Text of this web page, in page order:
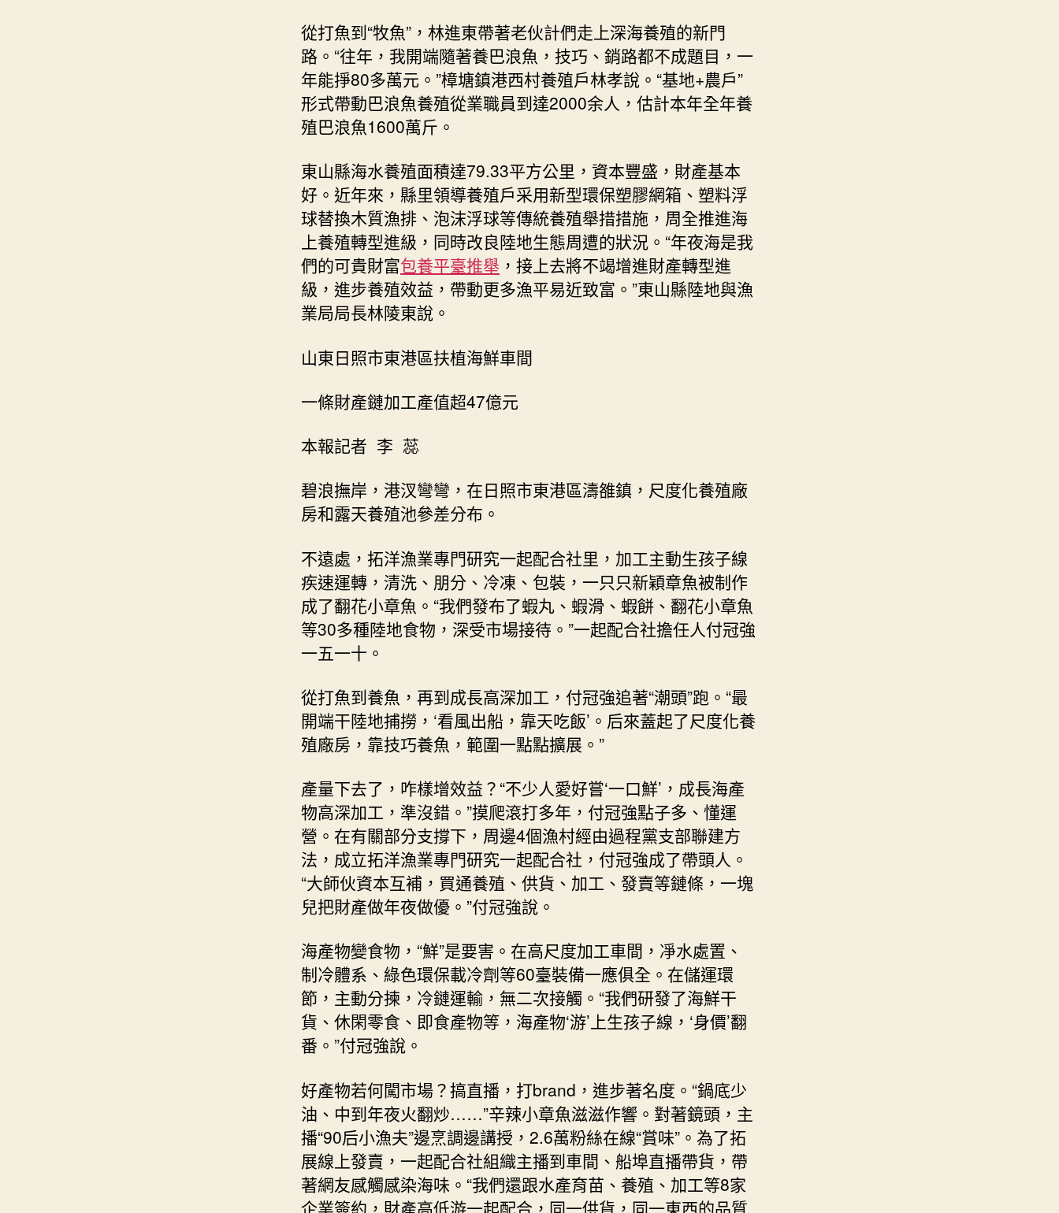
從打魚到“牧魚”，林進東帶著老伙計們走上深海養殖的新門
路。“往年，我開端隨著養巴浪魚，技巧、銷路都不成題目，一
年能掙80多萬元。”樟塘鎮港西村養殖戶林孝說。“基地+農戶”
形式帶動巴浪魚養殖從業職員到達2000余人，估計本年全年養
殖巴浪魚1600萬斤。
東山縣海水養殖面積達79.33平方公里，資本豐盛，財產基本
好。近年來，縣里領導養殖戶采用新型環保塑膠網箱、塑料浮
球替換木質漁排、泡沫浮球等傳統養殖舉措措施，周全推進海
上養殖轉型進級，同時改良陸地生態周遭的狀況。“年夜海是我
們的可貴財富包養平臺推舉 ，接上去將不竭增進財產轉型進
級，進步養殖效益，帶動更多漁平易近致富。”東山縣陸地與漁
業局局長林陵東說。
山東日照市東港區扶植海鮮車間
一條財產鏈加工產值超47億元
本報記者 李 蕊
碧浪撫岸，港汊彎彎，在日照市東港區濤雒鎮，尺度化養殖廠
房和露天養殖池參差分布。
不遠處，拓洋漁業專門研究一起配合社里，加工主動生孩子線
疾速運轉，清洗、朋分、冷凍、包裝，一只只新穎章魚被制作
成了翻花小章魚。“我們發布了蝦丸、蝦滑、蝦餅、翻花小章魚
等30多種陸地食物，深受市場接待。”一起配合社擔任人付冠強
一五一十。
從打魚到養魚，再到成長高深加工，付冠強追著“潮頭”跑。“最
開端干陸地捕撈，‘看風出船，靠天吃飯’。后來蓋起了尺度化養
殖廠房，靠技巧養魚，範圍一點點擴展。”
產量下去了，咋樣增效益？“不少人愛好嘗‘一口鮮’，成長海產
物高深加工，準沒錯。”摸爬滾打多年，付冠強點子多、懂運
營。在有關部分支撐下，周邊4個漁村經由過程黨支部聯建方
法，成立拓洋漁業專門研究一起配合社，付冠強成了帶頭人。
“大師伙資本互補，買通養殖、供貨、加工、發賣等鏈條，一塊
兒把財產做年夜做優。”付冠強說。
海產物變食物，“鮮”是要害。在高尺度加工車間，凈水處置、
制冷體系、綠色環保載冷劑等60臺裝備一應俱全。在儲運環
節，主動分揀，冷鏈運輸，無二次接觸。“我們研發了海鮮干
貨、休閑零食、即食產物等，海產物‘游’上生孩子線，‘身價’翻
番。”付冠強說。
好產物若何闖市場？搞直播，打brand，進步著名度。“鍋底少
油、中到年夜火翻炒……”辛辣小章魚滋滋作響。對著鏡頭，主
播“90后小漁夫”邊烹調邊講授，2.6萬粉絲在線“賞味”。為了拓
展線上發賣，一起配合社組織主播到車間、船埠直播帶貨，帶
著網友感觸感染海味。“我們還跟水產育苗、養殖、加工等8家
企業簽約，財產高低游一起配合，同一供貨，同一東西的品質